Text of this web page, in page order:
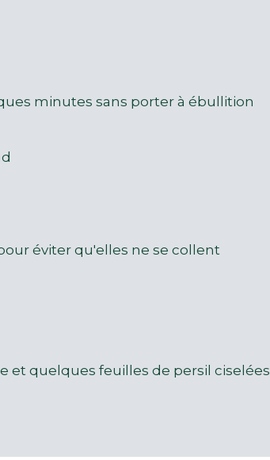
minutes sans porter à ébullition
éviter qu'elles ne se collent
et quelques feuilles de persil ciselées